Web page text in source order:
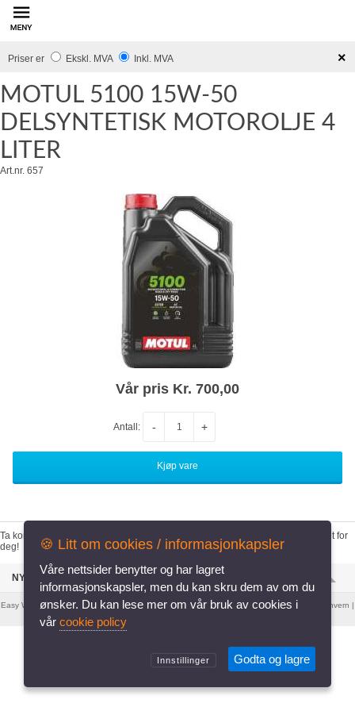
innhold
×
Priser er Ekskl. MVA Inkl. MVA
LITER
Art.nr. 657
Vår pris Kr. 700,00
Antall: - +
deg!
NYESTE VARER I BUTIKKEN
Easy Webshoper levert av Systemweb.no. |Informasjonskapsler|Retningslinjer for personvern |
🍪 Litt om cookies / informasjonkapsler
vår cookie policy
Innstillinger Godta og lagre